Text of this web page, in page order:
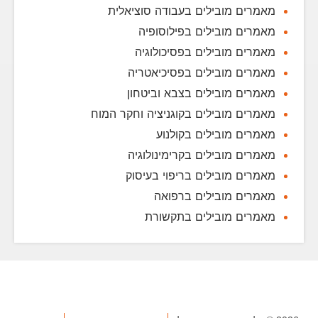
מאמרים מובילים בעבודה סוציאלית
מאמרים מובילים בפילוסופיה
מאמרים מובילים בפסיכולוגיה
מאמרים מובילים בפסיכיאטריה
מאמרים מובילים בצבא וביטחון
מאמרים מובילים בקוגניציה וחקר המוח
מאמרים מובילים בקולנוע
מאמרים מובילים בקרימינולוגיה
מאמרים מובילים בריפוי בעיסוק
מאמרים מובילים ברפואה
מאמרים מובילים בתקשורת